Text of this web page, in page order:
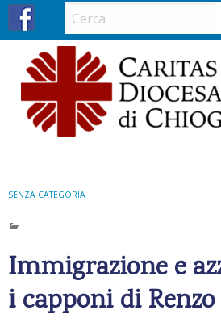
SENZA CATEGORIA
Immigrazione e
i capponi di Renzo